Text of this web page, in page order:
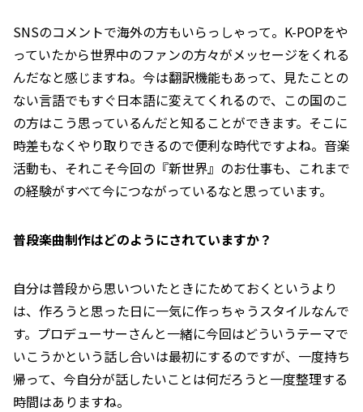
SNSのコメントで海外の方もいらっしゃって。K-POPをや
っていたから世界中のファンの方々がメッセージをくれる
んだなと感じますね。今は翻訳機能もあって、見たことの
ない言語でもすぐ日本語に変えてくれるので、この国のこ
の方はこう思っているんだと知ることができます。そこに
時差もなくやり取りできるので便利な時代ですよね。音楽
活動も、それこそ今回の『新世界』のお仕事も、これまで
の経験がすべて今につながっているなと思っています。
――普段楽曲制作はどのようにされていますか？
自分は普段から思いついたときにためておくというより
は、作ろうと思った日に一気に作っちゃうスタイルなんで
す。プロデューサーさんと一緒に今回はどういうテーマで
いこうかという話し合いは最初にするのですが、一度持ち
帰って、今自分が話したいことは何だろうと一度整理する
時間はありますね。